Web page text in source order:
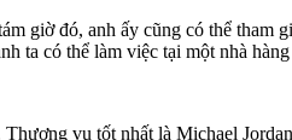
giờ đó, anh ấy cũng có thể tham
ta có thể làm việc tại một nhà
vụ tốt nhất là Michael